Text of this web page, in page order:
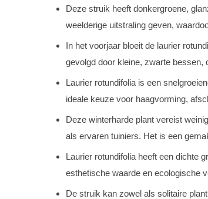
Deze struik heeft donkergroene,
weelderige uitstraling geven,
In het voorjaar bloeit de laurier
gevolgd door kleine, zwarte bessen,
Laurier rotundifolia is een
ideale keuze voor haagvorming,
Deze winterharde plant vereist
als ervaren tuiniers. Het is een
Laurier rotundifolia heeft een dichte
esthetische waarde en ecologische
De struik kan zowel als solitaire